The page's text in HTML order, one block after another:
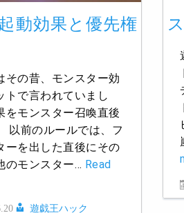
動効果と優先権
その昔、モンスター効
トで言われていまし
をモンスター召喚直後
以前のルールでは、フ
ーを出した直後にその
のモンスター… Read
遊戯王ハック